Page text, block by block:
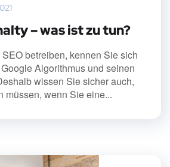
– was ist zu tun?
betreiben, kennen Sie sich
Algorithmus und seinen
wissen Sie sicher auch,
müssen, wenn Sie eine...